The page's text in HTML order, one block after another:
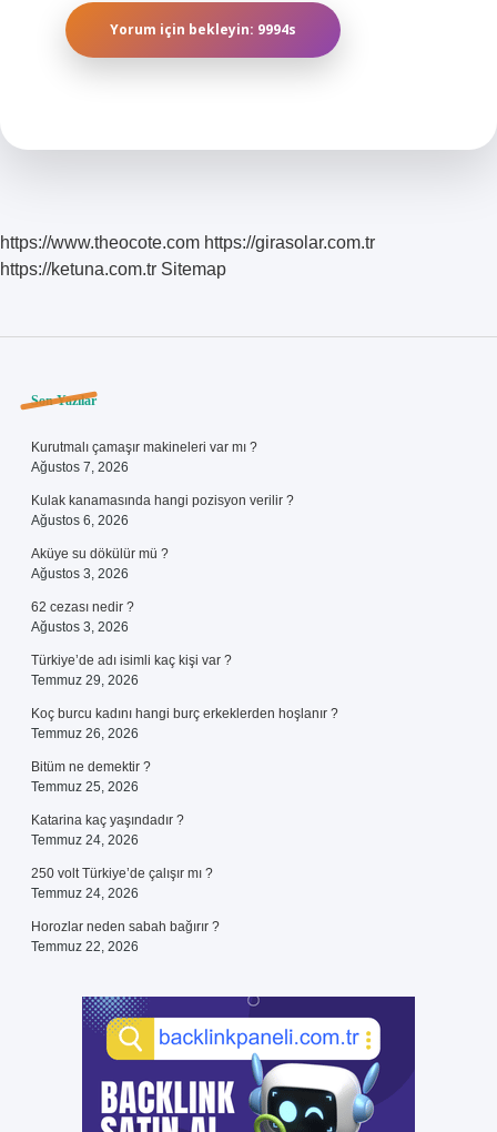
https://www.theocote.com https://girasolar.com.tr
https://ketuna.com.tr Sitemap
Sidebar
Son Yazılar
Kurutmalı çamaşır makineleri var mı ?
Ağustos 7, 2026
Kulak kanamasında hangi pozisyon verilir ?
Ağustos 6, 2026
Aküye su dökülür mü ?
Ağustos 3, 2026
62 cezası nedir ?
Ağustos 3, 2026
Türkiye’de adı isimli kaç kişi var ?
Temmuz 29, 2026
Koç burcu kadını hangi burç erkeklerden hoşlanır ?
Temmuz 26, 2026
Bitüm ne demektir ?
Temmuz 25, 2026
Katarina kaç yaşındadır ?
Temmuz 24, 2026
250 volt Türkiye’de çalışır mı ?
Temmuz 24, 2026
Horozlar neden sabah bağırır ?
Temmuz 22, 2026